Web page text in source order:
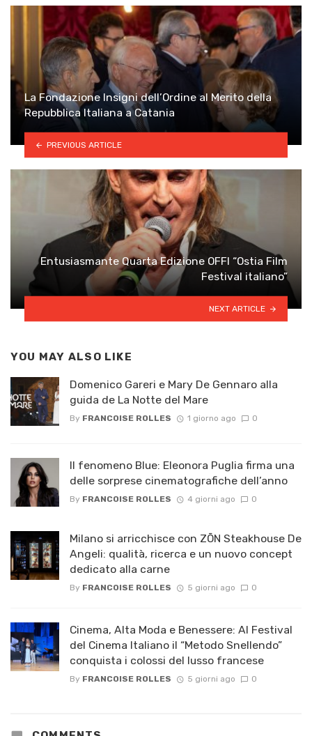
La Fondazione Insigni dell’Ordine al Merito della
Repubblica Italiana a Catania
PREVIOUS ARTICLE
Entusiasmante Quarta Edizione OFFI “Ostia Film
Festival italiano”
NEXT ARTICLE
YOU MAY ALSO LIKE
Domenico Gareri e Mary De Gennaro alla
guida de La Notte del Mare
By FRANCOISE ROLLES 1 giorno ago 0
Il fenomeno Blue: Eleonora Puglia firma una
delle sorprese cinematografiche dell’anno
By FRANCOISE ROLLES 4 giorni ago 0
Milano si arricchisce con ZŌN Steakhouse De
Angeli: qualità, ricerca e un nuovo concept
dedicato alla carne
By FRANCOISE ROLLES 5 giorni ago 0
Cinema, Alta Moda e Benessere: Al Festival
del Cinema Italiano il “Metodo Snellendo”
conquista i colossi del lusso francese
By FRANCOISE ROLLES 5 giorni ago 0